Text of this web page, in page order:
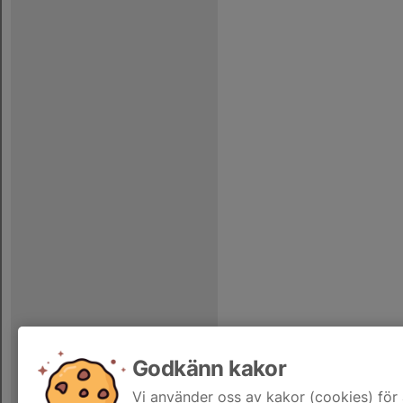
Godkänn kakor
Vi använder oss av kakor (cookies)